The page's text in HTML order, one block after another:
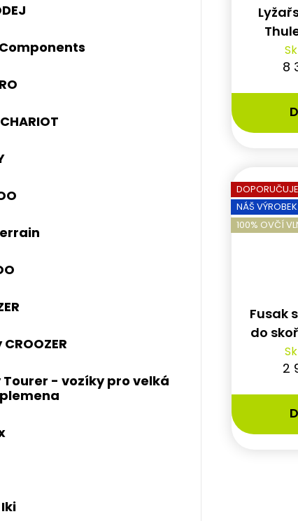
Tourer - vozíky pro velká
8
NÁŠ VÝROBEK
100% OVČÍ
Fusak
do
2